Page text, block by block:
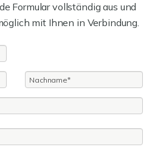
Formular vollständig aus und
mit Ihnen in Verbindung.